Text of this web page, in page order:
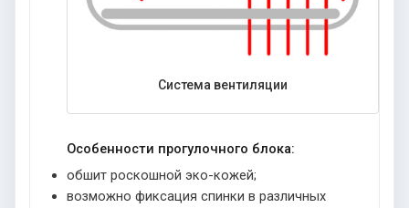
Система вентиляции
Особенности прогулочного блока:
обшит роскошной эко-кожей;
возможно фиксация спинки в различных